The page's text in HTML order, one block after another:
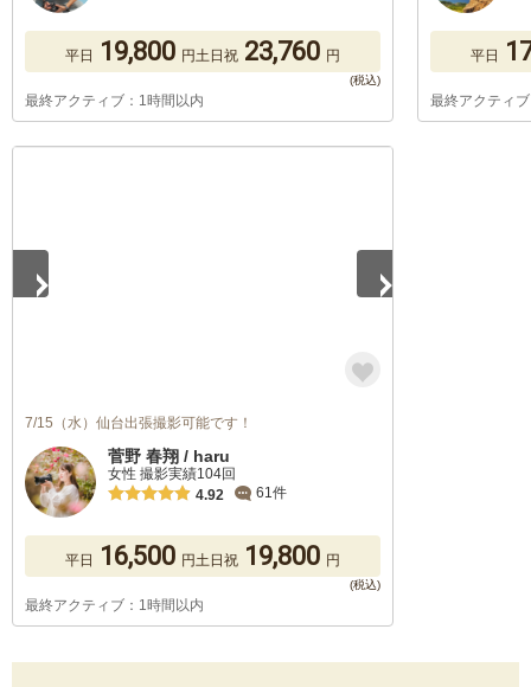
平日 19,800 円土日祝 23,760 円
最終アクティブ：1時間以内
平日
最終アクティ
7/15（水）仙台出張撮影可能です！
菅野 春翔 / haru
女性 撮影実績104回
4.92
61件
平日 16,500 円土日祝 19,800 円
最終アクティブ：1時間以内